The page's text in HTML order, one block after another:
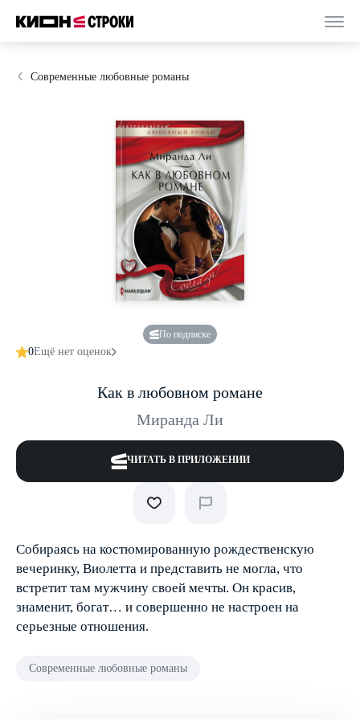
Современные любовные романы
По подписке
0Ещё нет оценок
Как в любовном романе
Миранда Ли
ЧИТАТЬ В ПРИЛОЖЕНИИ
Собираясь на костюмированную рождественскую
вечеринку, Виолетта и представить не могла, что
встретит там мужчину своей мечты. Он красив,
знаменит, богат… и совершенно не настроен на
серьезные отношения.
Современные любовные романы